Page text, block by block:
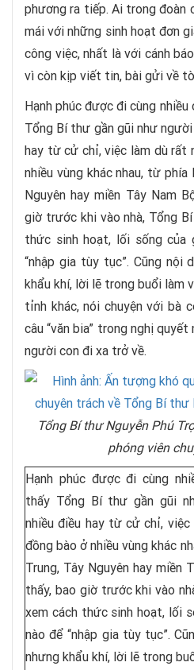
phương ra tiếp. Ai trong đoàn
mái với những sinh hoạt đơn
công việc, nhất là với cánh
vì còn kịp viết tin, bài gửi về
Hạnh phúc được đi cùng
Tổng Bí thư gần gũi như
hay từ cử chỉ, việc làm dù rất
nhiều vùng khác nhau, từ phía
Nguyên hay miền Tây Nam
giờ trước khi vào nhà, Tổng
thức sinh hoạt, lối sống của
“nhập gia tùy tục”. Cũng nội
khẩu khí, lời lẽ trong buổi làm
tỉnh khác, nói chuyện với bà
câu “văn bia” trong nghị
người con đi xa trở về.
Tổng Bí thư Nguyễn Phú
phóng viên
Hạnh phúc được đi cùng
thấy Tổng Bí thư gần gũi
nhiều điều hay từ cử chỉ,
đồng bào ở nhiều vùng khác
Trung, Tây Nguyên hay miền
thấy, bao giờ trước khi vào
xem cách thức sinh hoạt, lối
nào để “nhập gia tùy tục”.
nhưng khẩu khí, lời lẽ trong